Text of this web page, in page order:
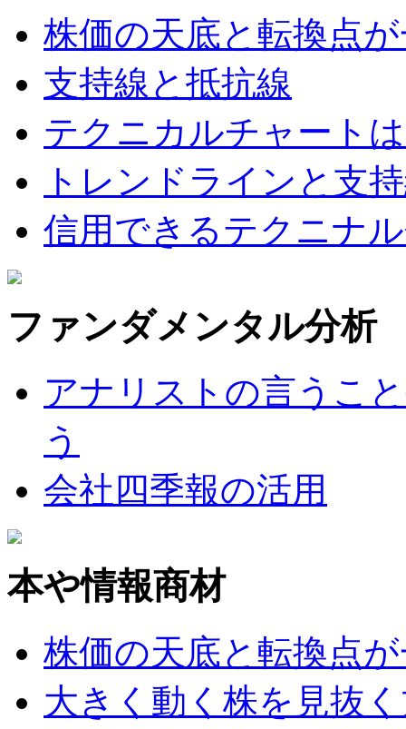
株価の天底と転換点
支持線と抵抗線
テクニカルチャート
トレンドラインと支
信用できるテクニナ
ファンダメンタル分析
アナリストの言うこ
う
会社四季報の活用
本や情報商材
株価の天底と転換点
大きく動く株を見抜